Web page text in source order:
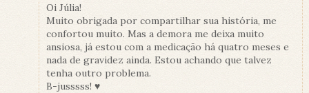
Oi Júlia!
Muito obrigada por compartilhar sua história, me
confortou muito. Mas a demora me deixa muito
ansiosa, já estou com a medicação há quatro meses e
nada de gravidez ainda. Estou achando que talvez
tenha outro problema.
B-jusssss! ♥